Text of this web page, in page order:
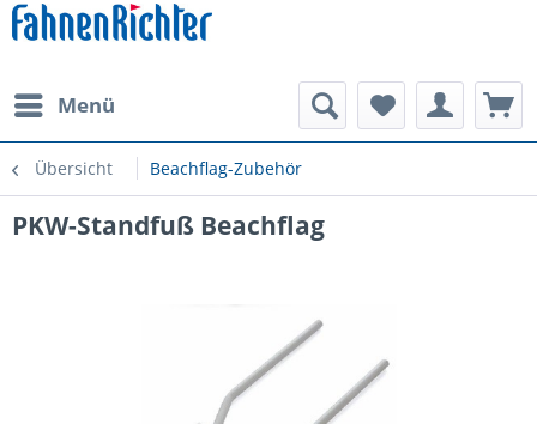
Menü
Übersicht Beachflag-Zubehör
PKW-Standfuß Beachflag